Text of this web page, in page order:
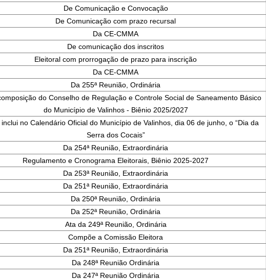
De Comunicação e Convocação
De Comunicação com prazo recursal
Da CE-CMMA
De comunicação dos inscritos
Eleitoral com prorrogação de prazo para inscrição
Da CE-CMMA
Da 255ª Reunião, Ordinária
do Conselho de Regulação e Controle Social de Saneamento Básico
do Município de Valinhos - Biênio 2025/2027
no Calendário Oficial do Município de Valinhos, dia 06 de junho, o “Dia da
Serra dos Cocais”
Da 254ª Reunião, Extraordinária
Regulamento e Cronograma Eleitorais, Biênio 2025-2027
Da 253ª Reunião, Extraordinária
Da 251ª Reunião, Extraordinária
Da 250ª Reunião, Ordinária
Da 252ª Reunião, Ordinária
Ata da 249ª Reunião, Ordinária
Compõe a Comissão Eleitora
Da 251ª Reunião, Extraordinária
Da 248ª Reunião Ordinária
Da 247ª Reunião Ordinária